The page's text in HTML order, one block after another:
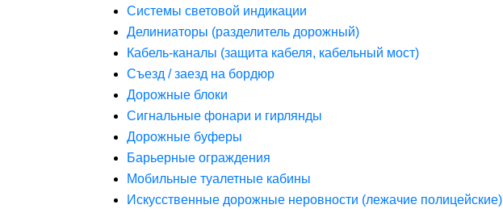
Системы световой индикации
Делиниаторы (разделитель дорожный)
Кабель-каналы (защита кабеля, кабельный мост)
Съезд / заезд на бордюр
Дорожные блоки
Сигнальные фонари и гирлянды
Дорожные буферы
Барьерные ограждения
Мобильные туалетные кабины
Искусственные дорожные неровности (лежачие полицейские)